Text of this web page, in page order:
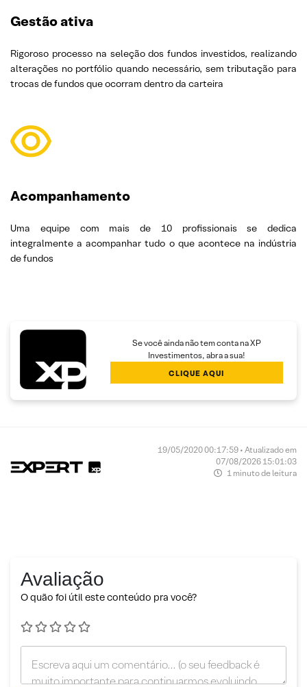
Gestão ativa
Rigoroso processo na seleção dos fundos investidos, realizando
alterações no portfólio quando necessário, sem tributação para
trocas de fundos que ocorram dentro da carteira
Acompanhamento
Uma equipe com mais de 10 profissionais se dedica
integralmente a acompanhar tudo o que acontece na indústria
de fundos
Se você ainda não tem conta na XP
Investimentos, abra a sua!
CLIQUE AQUI
19/05/2020 00:17:59 • Atualizado em
07/08/2026 15:01:03
1 minuto de leitura
Avaliação
O quão foi útil este conteúdo pra você?